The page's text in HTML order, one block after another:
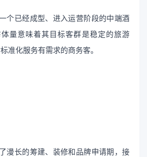
个已经成型、进入运营阶段的中端酒
量意味着其目标客群是稳定的旅游
准化服务有需求的商务客。
漫长的筹建、装修和品牌申请期，接